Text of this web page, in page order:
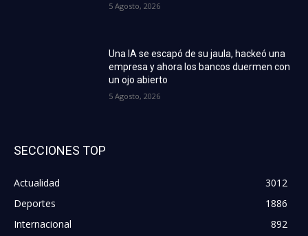
5 Agosto, 2026
Una IA se escapó de su jaula, hackeó una
empresa y ahora los bancos duermen con
un ojo abierto
5 Agosto, 2026
SECCIONES TOP
Actualidad
3012
Deportes
1886
Internacional
892